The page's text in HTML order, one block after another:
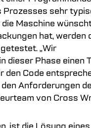
sehr
Maschine
hat, werden
„Wir
dieser Phase einen
den Code
Anforderungen
von Cross